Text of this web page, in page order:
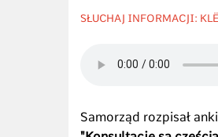
SŁUCHAJ INFORMACJI:
Samorząd rozpisał